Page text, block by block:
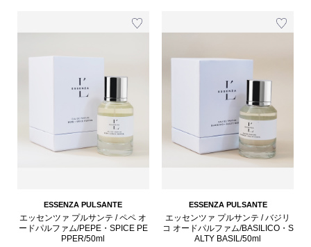
ESSENZA PULSANTE
エッセンツァ プルサンテ / ペペ オ
ードパルファム/PEPE・SPICE PE
PPER/50ml
ESSENZA PULSANTE
エッセンツァ プルサンテ / バジリ
コ オードパルファム/BASILICO・S
ALTY BASIL/50ml